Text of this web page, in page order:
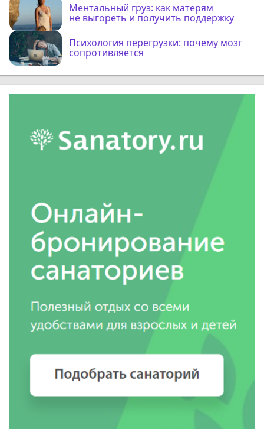
Ментальный груз: как матерям
не выгореть и получить поддержку
Психология перегрузки: почему мозг
сопротивляется